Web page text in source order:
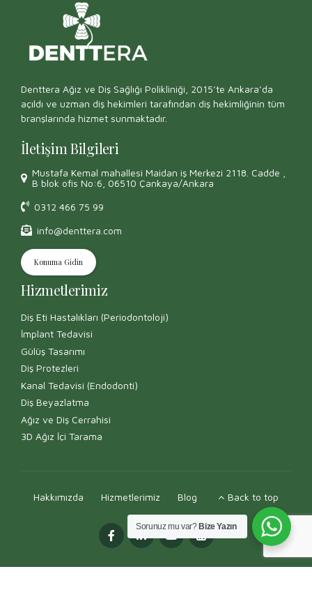
Denttera Ağız ve Diş Sağlığı Polikliniği, 2015’te Ankara’da
açıldı ve uzman diş hekimleri tarafından diş hekimliğinin tüm
branşlarında hizmet sunmaktadır.
İletişim Bilgileri
Mustafa Kemal mahallesi Maidan iş Merkezi 2118. Cadde ,
B blok ofis No:6, 06510 Çankaya/Ankara
0312 466 75 99
info@denttera.com
Konuma Gidin
Hizmetlerimiz
Diş Eti Hastalıkları (Periodontoloji)
İmplant Tedavisi
Gülüş Tasarımı
Diş Protezleri
Kanal Tedavisi (Endodonti)
Diş Beyazlatma
Ağız ve Diş Cerrahisi
3D Ağız İçi Tarama
Hakkımızda Hizmetlerimiz Blog Back to top
Sorunuz mu var? Bize Yazın